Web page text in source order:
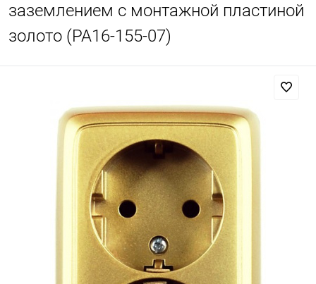
заземлением с монтажной пластиной
золото (РА16-155-07)